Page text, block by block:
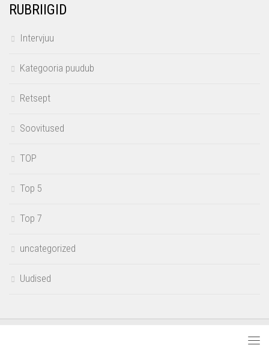
RUBRIIGID
Intervjuu
Kategooria puudub
Retsept
Soovitused
TOP
Top 5
Top 7
uncategorized
Uudised